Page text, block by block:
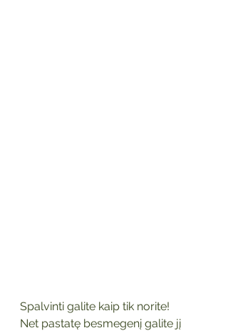
Spalvinti galite kaip tik norite!
Net pastatę besmegenį galite jį